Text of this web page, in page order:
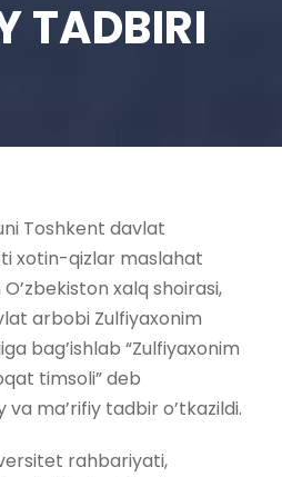
TADBIRI
Toshkent davlat
xotin-qizlar maslahat
xalq shoirasi,
arbobi Zulfiyaxonim
bag’ishlab “Zulfiyaxonim
timsoli” deb
va ma’rifiy tadbir o’tkazildi.
rahbariyati,